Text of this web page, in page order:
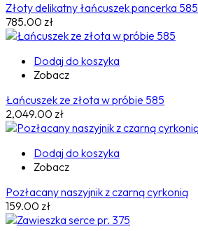
Złoty delikatny łańcuszek pancerka 585
785.00 zł
Dodaj do koszyka
Zobacz
Łańcuszek ze złota w próbie 585
2,049.00 zł
Dodaj do koszyka
Zobacz
Pozłacany naszyjnik z czarną cyrkonią
159.00 zł